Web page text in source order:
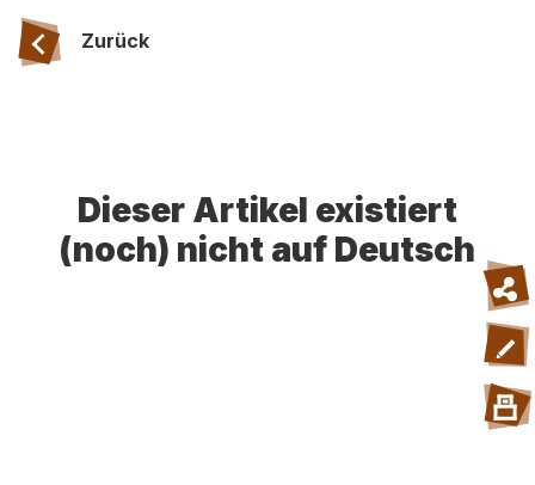
Zurück
Dieser Artikel existiert
(noch) nicht auf Deutsch